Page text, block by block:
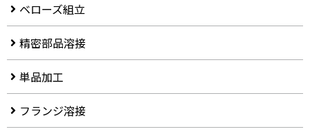
ベローズ組立
精密部品溶接
単品加工
フランジ溶接